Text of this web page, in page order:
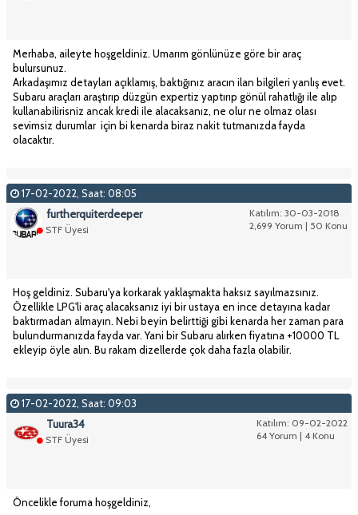
Merhaba, aileyte hoşgeldiniz. Umarım gönlünüze göre bir araç
bulursunuz.
Arkadaşımız detayları açıklamış, baktığınız aracın ilan bilgileri yanlış evet.
Subaru araçları araştırıp düzgün expertiz yaptırıp gönül rahatlığı ile alıp
kullanabilirisniz ancak kredi ile alacaksanız, ne olur ne olmaz olası
sevimsiz durumlar için bi kenarda biraz nakit tutmanızda fayda
olacaktır.
17-02-2022, Saat: 08:05
Katılım: 30-03-2018
2,699 Yorum | 50 Konu
furtherquiterdeeper
STF Üyesi
Hoş geldiniz. Subaru'ya korkarak yaklaşmakta haksız sayılmazsınız.
Özellikle LPG'li araç alacaksanız iyi bir ustaya en ince detayına kadar
baktırmadan almayın. Nebi beyin belirttiği gibi kenarda her zaman para
bulundurmanızda fayda var. Yani bir Subaru alırken fiyatına +10000 TL
ekleyip öyle alın. Bu rakam dizellerde çok daha fazla olabilir.
17-02-2022, Saat: 09:03
Katılım: 09-02-2022
64 Yorum | 4 Konu
Tuura34
STF Üyesi
Öncelikle foruma hoşgeldiniz,